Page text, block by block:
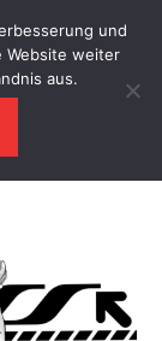
HB
und
Website weiter
aus.